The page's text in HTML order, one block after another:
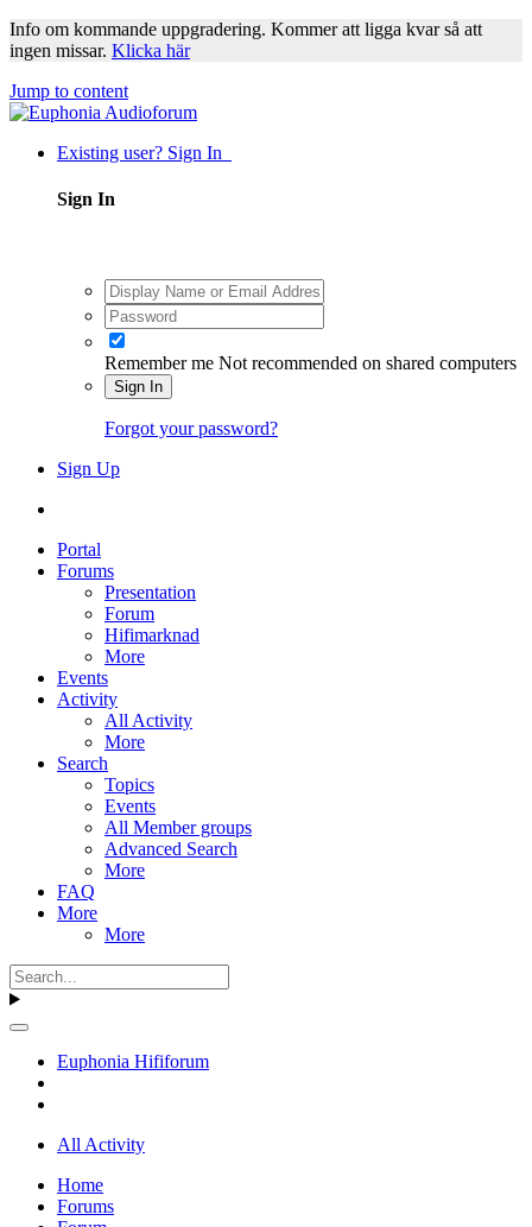
Info om kommande uppgradering. Kommer att ligga kvar så att
ingen missar. Klicka här
Jump to content
Existing user? Sign In
Sign In
Remember me Not recommended on shared computers
Sign In
Forgot your password?
Sign Up
Portal
Forums
Presentation
Forum
Hifimarknad
More
Events
Activity
All Activity
More
Search
Topics
Events
All Member groups
Advanced Search
More
FAQ
More
More
Euphonia Hififorum
All Activity
Home
Forums